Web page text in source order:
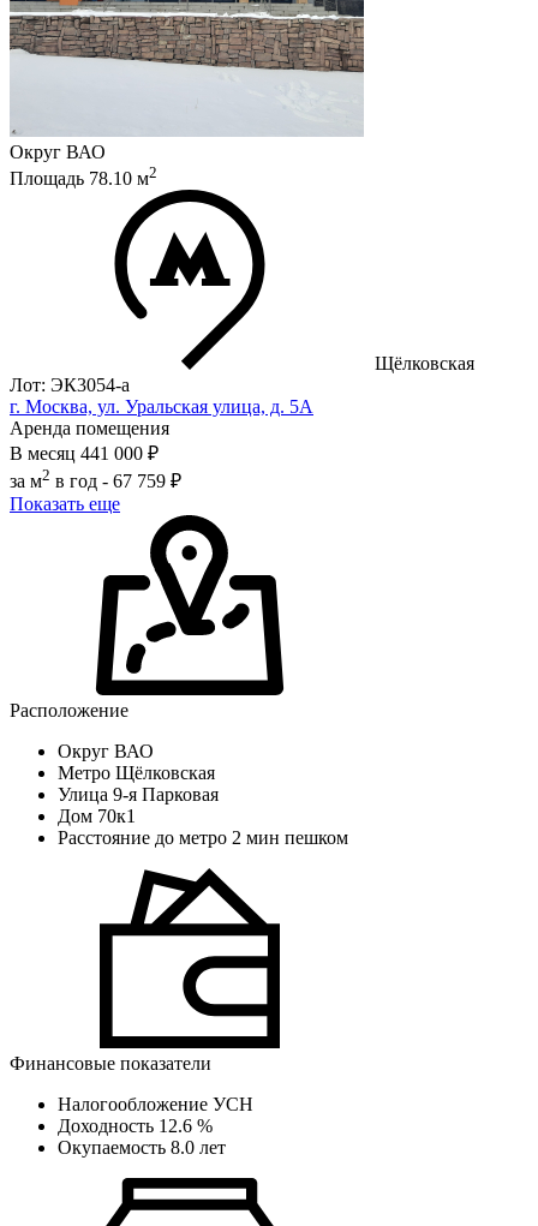
Округ ВАО
Площадь 78.10 м2
Щёлковская
Лот: ЭК3054-a
г. Москва, ул. Уральская улица, д. 5А
Аренда помещения
В месяц 441 000 ₽
за м2 в год - 67 759 ₽
Показать еще
Расположение
Округ ВАО
Метро Щёлковская
Улица 9-я Парковая
Дом 70к1
Расстояние до метро 2 мин пешком
Финансовые показатели
Налогообложение УСН
Доходность 12.6 %
Окупаемость 8.0 лет